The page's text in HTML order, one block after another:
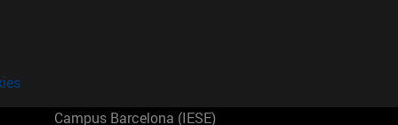
Campus Barcelona (IESE)